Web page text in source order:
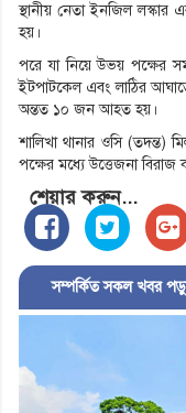
স্থানীয় নেতা ইনজিল লস্কার
হয়।
পরে যা নিয়ে উভয় পক্ষের
ইটপাটকেল এবং লাঠির
অন্তত ১০ জন আহত হয়।
শালিখা থানার ওসি (তদন্ত)
পক্ষের মধ্যে উত্তেজনা বিরাজ
শেয়ার করুন...
সম্পর্কিত সকল খবর